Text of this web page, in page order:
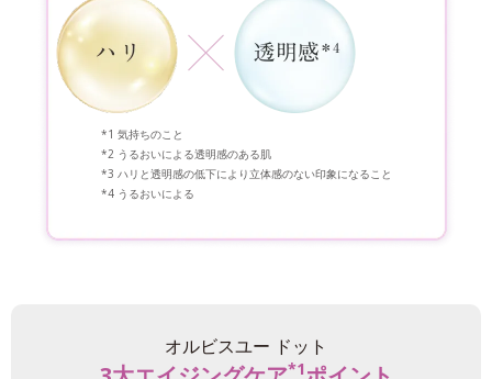
気持ちのこと
うるおいによる透明感のある肌
ハリと透明感の低下により立体感のない印象になること
うるおいによる
オルビスユー ドット
*1